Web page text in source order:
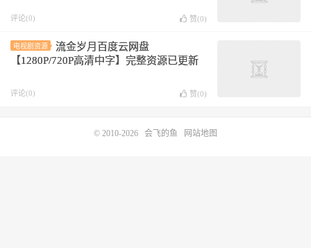
评论(0) 赞(0)
电视剧资源
流金岁月百度云网盘
【1280P/720P高清中字】完整资源已更新
评论(0) 赞(0)
© 2010-2026 会飞的鱼 网站地图